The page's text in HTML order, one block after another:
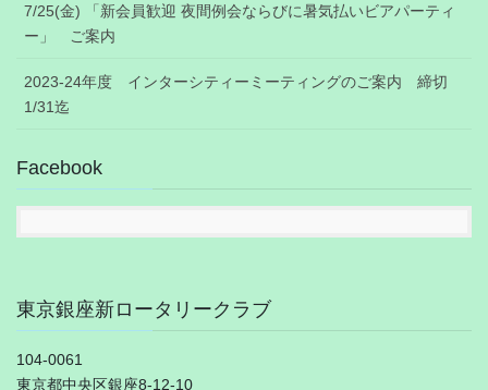
7/25(金) 「新会員歓迎 夜間例会ならびに暑気払いビアパーティ
ー」 ご案内
2023-24年度 インターシティーミーティングのご案内 締切
1/31迄
Facebook
東京銀座新ロータリークラブ
104-0061
東京都中央区銀座8-12-10